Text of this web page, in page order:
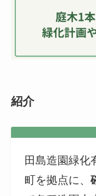
紹介
田島造園緑化
町を拠点に、